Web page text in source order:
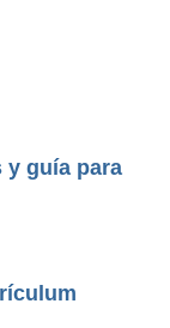
y guía para